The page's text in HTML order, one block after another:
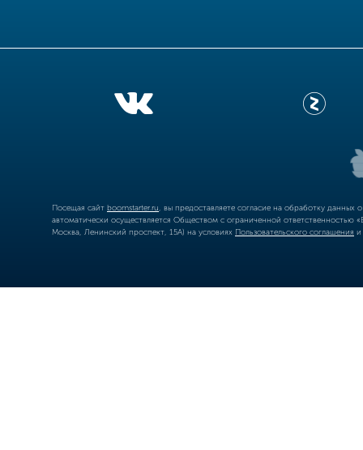
Посещая сайт boomstarter.ru , вы предоставляете согласие на обработку
автоматически осуществляется Обществом с ограниченной
Москва, Ленинский проспект, 15А) на условиях Пользовательского соглашения и